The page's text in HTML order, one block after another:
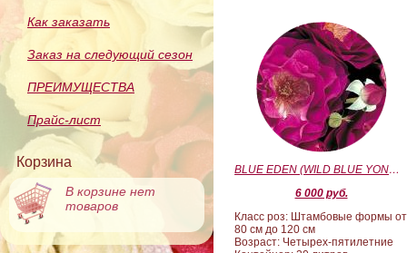
Как заказать
Заказ на следующий сезон
ПРЕИМУЩЕСТВА
Прайс-лист
Корзина
В корзине нет
товаров
BLUE EDEN (WILD BLUE YONDER) (Блю Эден)
6 000 руб.
Класс роз: Штамбовые формы от
80 см до 120 см
Возраст: Четырех-пятилетние